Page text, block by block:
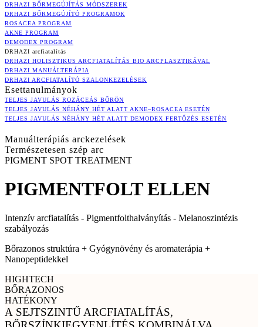
DRHAZI BŐRMEGÚJÍTÁS MÓDSZEREK
DRHAZI BŐRMEGÚJÍTÓ PROGRAMOK
ROSACEA PROGRAM
AKNE PROGRAM
DEMODEX PROGRAM
DRHAZI arcfiatalítás
DRHAZI HOLISZTIKUS ARCFIATALÍTÁS BIO ARCPLASZTIKÁVAL
DRHAZI MANUÁLTERÁPIA
DRHAZI ARCFIATALÍTÓ SZALONKEZELÉSEK
Esettanulmányok
TELJES JAVULÁS ROZÁCEÁS BŐRÖN
TELJES JAVULÁS NÉHÁNY HÉT ALATT AKNE–ROSACEA ESETÉN
TELJES JAVULÁS NÉHÁNY HÉT ALATT DEMODEX FERTŐZÉS ESETÉN
Manuálterápiás arckezelések
Természetesen szép arc
PIGMENT SPOT TREATMENT
PIGMENTFOLT ELLEN
Intenzív arcfiatalítás - Pigmentfolthalványítás - Melanoszintézis
szabályozás
Bőrazonos struktúra + Gyógynövény és aromaterápia +
Nanopeptidekkel
HIGHTECH
BŐRAZONOS
HATÉKONY
A SEJTSZINTŰ ARCFIATALÍTÁS,